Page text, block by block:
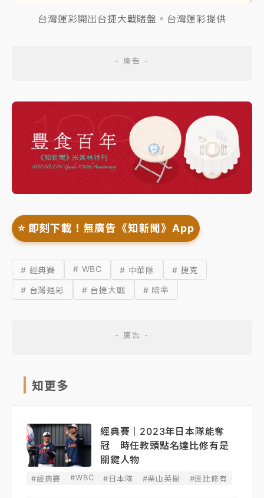
台灣運彩開出台捷大戰賭盤。台灣運彩提供
⭐️ 即刻下載！無廣告《知新聞》App
# 經典賽 # WBC # 中華隊
# 捷克
# 台灣運彩
# 台捷大戰 # 賠率
知更多
經典賽｜2023年日本隊能奪
冠 時任教頭點名達比修有是
關鍵人物
#經典賽 #WBC #日本隊 #栗山英樹 #達比修有